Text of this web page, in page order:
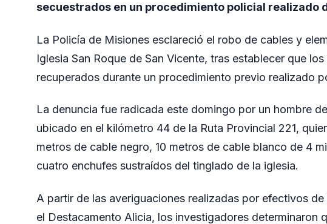
secuestrados en un procedimiento policial realizado
La Policía de Misiones esclareció el robo de cables y
Iglesia San Roque de San Vicente, tras establecer que
recuperados durante un procedimiento previo realizado
La denuncia fue radicada este domingo por un hombre
ubicado en el kilómetro 44 de la Ruta Provincial 221,
metros de cable negro, 10 metros de cable blanco de 4
cuatro enchufes sustraídos del tinglado de la iglesia.
A partir de las averiguaciones realizadas por efectivos
el Destacamento Alicia, los investigadores determinaron